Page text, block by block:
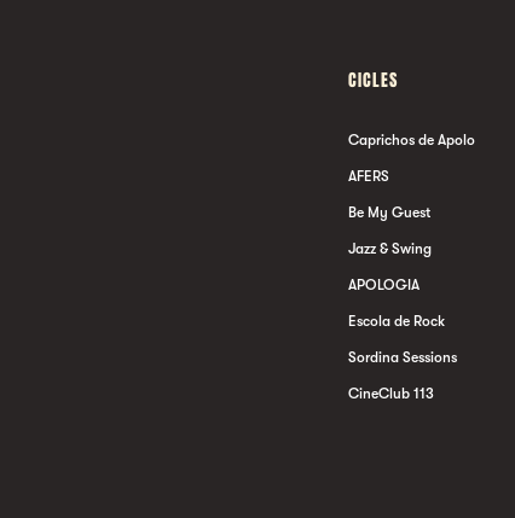
CICLES
Caprichos de Apolo
AFERS
Be My Guest
Jazz & Swing
APOLOGIA
Escola de Rock
Sordina Sessions
CineClub 113